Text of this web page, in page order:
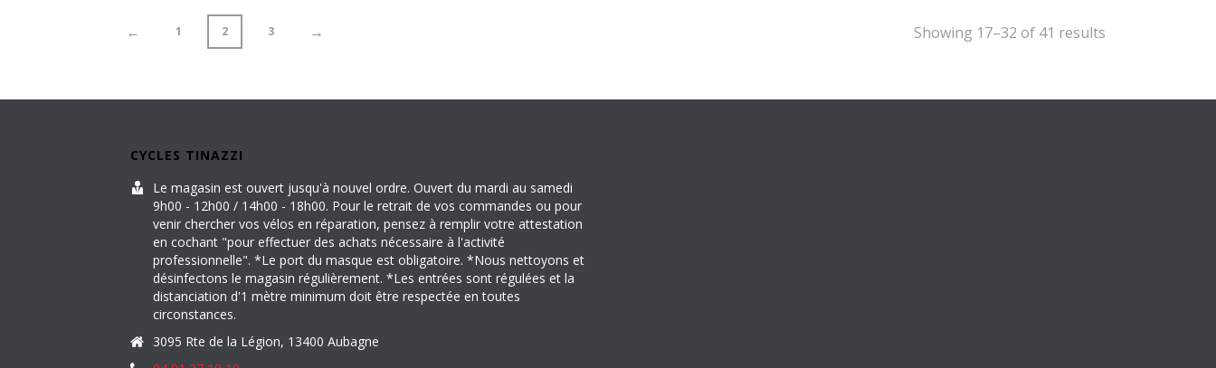
← 1 2 3 → Showing 17–32 of 41 results
CYCLES TINAZZI
Le magasin est ouvert jusqu'à nouvel ordre. Ouvert du mardi au samedi
9h00 - 12h00 / 14h00 - 18h00. Pour le retrait de vos commandes ou pour
venir chercher vos vélos en réparation, pensez à remplir votre attestation
en cochant "pour effectuer des achats nécessaire à l'activité
professionnelle". *Le port du masque est obligatoire. *Nous nettoyons et
désinfectons le magasin régulièrement. *Les entrées sont régulées et la
distanciation d'1 mètre minimum doit être respectée en toutes
circonstances.
3095 Rte de la Légion, 13400 Aubagne